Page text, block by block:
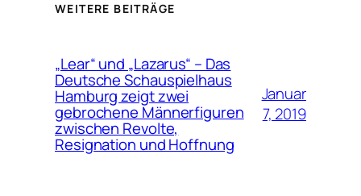
WEITERE BEITRÄGE
„Lear“ und „Lazarus“ – Das
Deutsche Schauspielhaus
Hamburg zeigt zwei
gebrochene Männerfiguren
zwischen Revolte,
Resignation und Hoffnung
Januar
7, 2019